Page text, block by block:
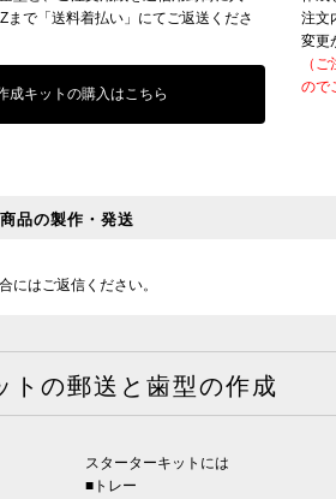
まで「送料着払い」にてご返送くださ
成キットの購入はこちら
注文
変更
（
ので
商品の製作・発送
にはご返信ください。
トの郵送と歯型の作成
スターターキットには
■トレー